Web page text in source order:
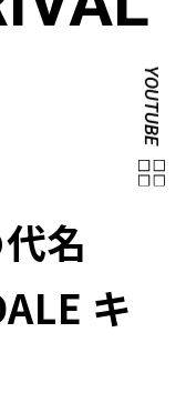
YOUTUBE
名
キ